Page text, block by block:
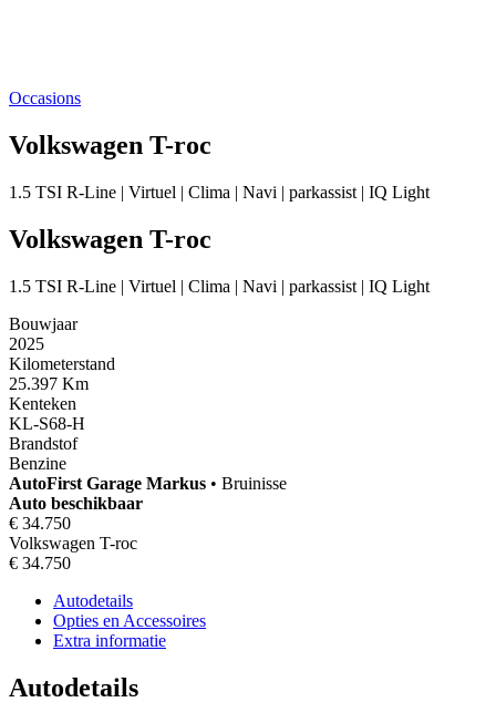
Occasions
Volkswagen T-roc
1.5 TSI R-Line | Virtuel | Clima | Navi | parkassist | IQ Light
Volkswagen T-roc
1.5 TSI R-Line | Virtuel | Clima | Navi | parkassist | IQ Light
Bouwjaar
2025
Kilometerstand
25.397 Km
Kenteken
KL-S68-H
Brandstof
Benzine
AutoFirst Garage Markus • Bruinisse
Auto beschikbaar
€ 34.750
Volkswagen T-roc
€ 34.750
Autodetails
Opties en Accessoires
Extra informatie
Autodetails